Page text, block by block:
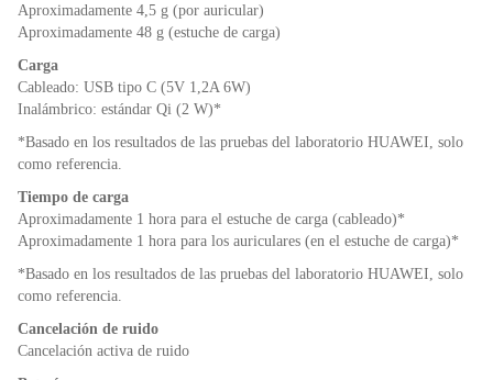
Aproximadamente 4,5 g (por auricular)
Aproximadamente 48 g (estuche de carga)
Carga
Cableado: USB tipo C (5V 1,2A 6W)
Inalámbrico: estándar Qi (2 W)*
*Basado en los resultados de las pruebas del laboratorio HUAWEI, solo
como referencia.
Tiempo de carga
Aproximadamente 1 hora para el estuche de carga (cableado)*
Aproximadamente 1 hora para los auriculares (en el estuche de carga)*
*Basado en los resultados de las pruebas del laboratorio HUAWEI, solo
como referencia.
Cancelación de ruido
Cancelación activa de ruido